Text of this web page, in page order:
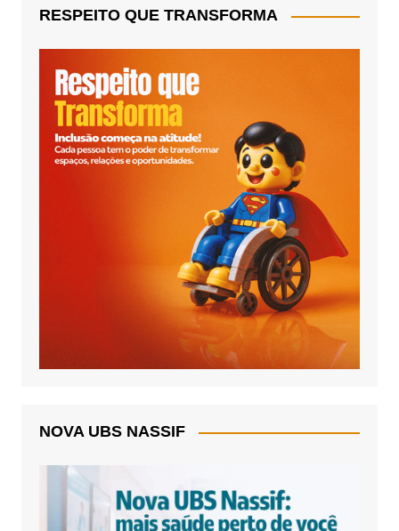
RESPEITO QUE TRANSFORMA
NOVA UBS NASSIF